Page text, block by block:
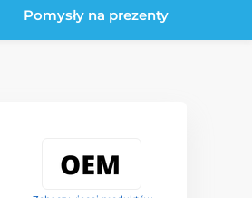
Pomysły na prezenty